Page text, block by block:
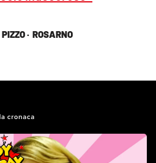
PIZZO · ROSARNO